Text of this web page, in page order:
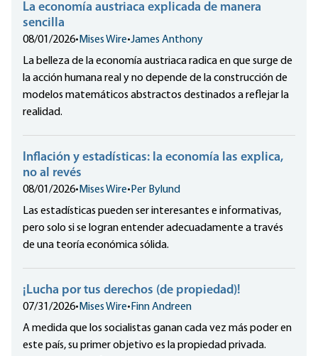
La economía austriaca explicada de manera
sencilla
08/01/2026• Mises Wire•James Anthony
La belleza de la economía austriaca radica en que surge de
la acción humana real y no depende de la construcción de
modelos matemáticos abstractos destinados a reflejar la
realidad.
Inflación y estadísticas: la economía las explica,
no al revés
08/01/2026• Mises Wire• Per Bylund
Las estadísticas pueden ser interesantes e informativas,
pero solo si se logran entender adecuadamente a través
de una teoría económica sólida.
¡Lucha por tus derechos (de propiedad)!
07/31/2026• Mises Wire• Finn Andreen
A medida que los socialistas ganan cada vez más poder en
este país, su primer objetivo es la propiedad privada.